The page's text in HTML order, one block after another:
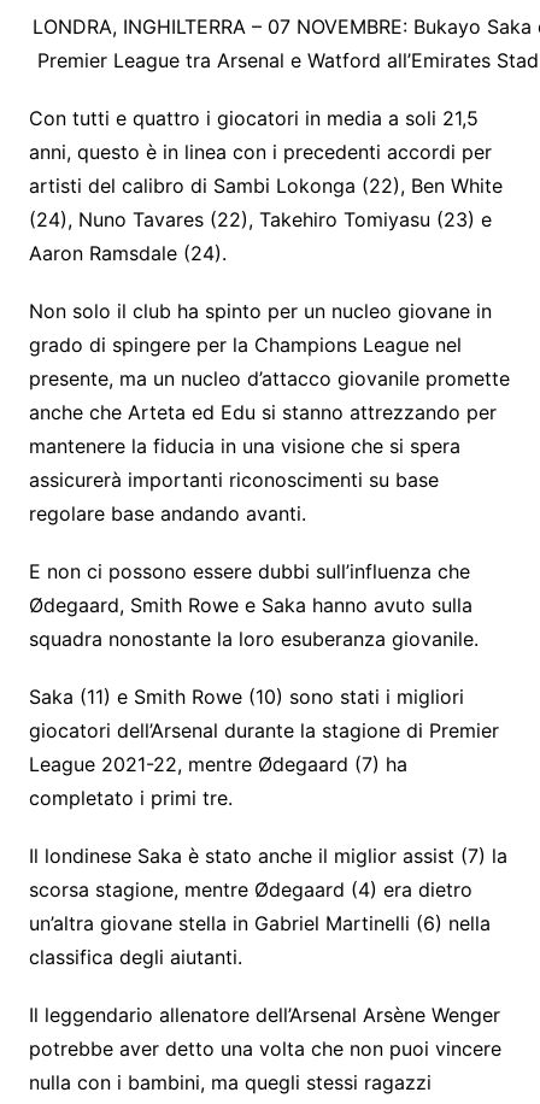
LONDRA, INGHILTERRA – 07 NOVEMBRE: Bukayo
Premier League tra Arsenal e Watford all’Emirates
Con tutti e quattro i giocatori in media a soli 21,5
anni, questo è in linea con i precedenti accordi per
artisti del calibro di Sambi Lokonga (22), Ben White
(24), Nuno Tavares (22), Takehiro Tomiyasu (23) e
Aaron Ramsdale (24).
Non solo il club ha spinto per un nucleo giovane in
grado di spingere per la Champions League nel
presente, ma un nucleo d’attacco giovanile promette
anche che Arteta ed Edu si stanno attrezzando per
mantenere la fiducia in una visione che si spera
assicurerà importanti riconoscimenti su base
regolare base andando avanti.
E non ci possono essere dubbi sull’influenza che
Ødegaard, Smith Rowe e Saka hanno avuto sulla
squadra nonostante la loro esuberanza giovanile.
Saka (11) e Smith Rowe (10) sono stati i migliori
giocatori dell’Arsenal durante la stagione di Premier
League 2021-22, mentre Ødegaard (7) ha
completato i primi tre.
Il londinese Saka è stato anche il miglior assist (7) la
scorsa stagione, mentre Ødegaard (4) era dietro
un’altra giovane stella in Gabriel Martinelli (6) nella
classifica degli aiutanti.
Il leggendario allenatore dell’Arsenal Arsène Wenger
potrebbe aver detto una volta che non puoi vincere
nulla con i bambini, ma quegli stessi ragazzi